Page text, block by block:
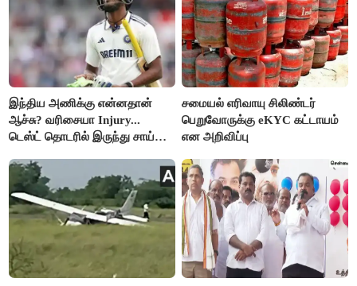
இந்திய அணிக்கு என்னதான்
ஆச்சு? வரிசையா Injury...
டெஸ்ட் தொடரில் இருந்து சாய்
சமையல் எரிவாயு சிலிண்டர்
பெறுவோருக்கு eKYC கட்டாயம்
என அறிவிப்பு